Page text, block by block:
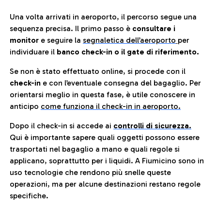
Una volta arrivati in aeroporto, il percorso segue una
sequenza precisa. Il primo passo è consultare i
monitor e seguire la segnaletica dell’aeroporto per
individuare il banco check-in o il gate di riferimento.
Se non è stato effettuato online, si procede con il
check-in e con l’eventuale consegna del bagaglio. Per
orientarsi meglio in questa fase, è utile conoscere in
anticipo come funziona il check-in in aeroporto.
Dopo il check-in si accede ai controlli di sicurezza.
Qui è importante sapere quali oggetti possono essere
trasportati nel bagaglio a mano e quali regole si
applicano, soprattutto per i liquidi. A Fiumicino sono in
uso tecnologie che rendono più snelle queste
operazioni, ma per alcune destinazioni restano regole
specifiche.